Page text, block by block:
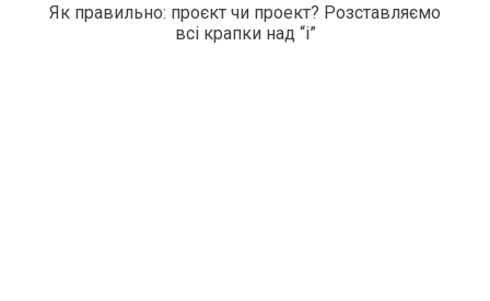
Як правильно: проєкт чи проект? Розставляємо
всі крапки над “і”